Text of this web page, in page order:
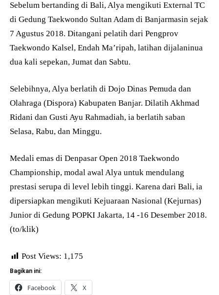
Sebelum bertanding di Bali, Alya mengikuti External TC
di Gedung Taekwondo Sultan Adam di Banjarmasin sejak
7 Agustus 2018. Ditangani pelatih dari Pengprov
Taekwondo Kalsel, Endah Ma’ripah, latihan dijalaninua
dua kali sepekan, Jumat dan Sabtu.
Selebihnya, Alya berlatih di Dojo Dinas Pemuda dan
Olahraga (Dispora) Kabupaten Banjar. Dilatih Akhmad
Ridani dan Gusti Ayu Rahmadiah, ia berlatih saban
Selasa, Rabu, dan Minggu.
Medali emas di Denpasar Open 2018 Taekwondo
Championship, modal awal Alya untuk mendulang
prestasi serupa di level lebih tinggi. Karena dari Bali, ia
dipersiapkan mengikuti Kejuaraan Nasional (Kejurnas)
Junior di Gedung POPKI Jakarta, 14 -16 Desember 2018.
(to/klik)
Post Views: 1,175
Bagikan ini:
Facebook X